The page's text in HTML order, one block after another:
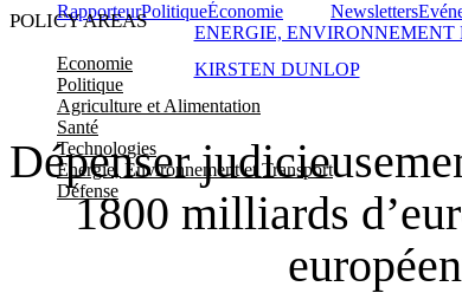
POLICY AREAS
Economie
Politique
Agriculture et Alimentation
Santé
Technologies
Energie, Environnement et Transport
Défense
RapporteurPolitiqueÉconomie Newsletters
Dépenser
1800 milliards
KIRSTEN DUNLOP
ENERGIE, ENVIRONNEMENT